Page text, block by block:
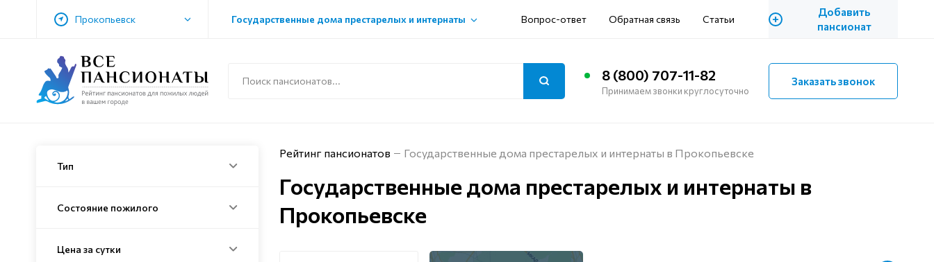
Прокопьевск Государственные дома престарелых и интернаты Вопрос-ответ Обратная связь Статьи +
Добавить
пансионат
8 (800) 707-11-82
Принимаем звонки круглосуточно
Заказать звонок
Тип
Состояние пожилого
Цена за сутки
Рейтинг пансионатов Государственные дома престарелых и интернаты в Прокопьевске
Государственные дома престарелых и интернаты в
Прокопьевске